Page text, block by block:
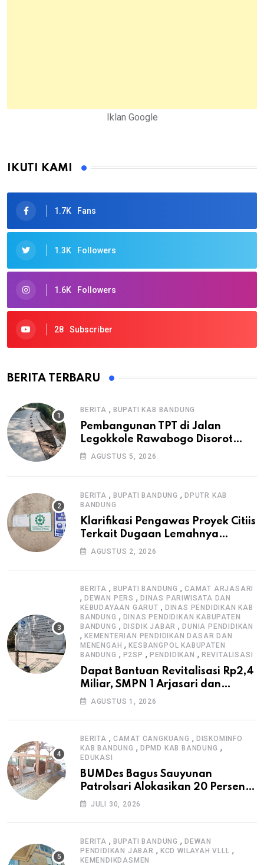
Iklan Google
IKUTI KAMI
1.7K Fans
1.3K Followers
1.6K Followers
28 Subscriber
BERITA TERBARU
BERITA , BUPATI KAB BANDUNG
Pembangunan TPT di Jalan
Legokkole Rawabogo Disorot
Warga, Selesai Tanpa Papan
AGUSTUS 5, 2026
BERITA , BUPATI BANDUNG ,DPUTR KAB
BANDUNG
Klarifikasi Pengawas Proyek Citiis
Terkait Dugaan Lemahnya
Pengawasan K3
AGUSTUS 2, 2026
BERITA , BUPATI BANDUNG ,CAMAT ARJASARI
, DEWAN PERS , DINAS PARIWISATA DAN
KEBUDAYAAN GARUT , DINAS PENDIDIKAN KAB
BANDUNG , DINAS PENDIDIKAN KABUPATEN
BANDUNG , DISDIK JABAR ,DUNIA PENDIDIKAN
, KEMENTERIAN PENDIDIKAN DASAR DAN
MENENGAH ,KESBANGPOL KABUPATEN
BANDUNG , P2SP , PENDIDIKAN , REVITALISASI
Dapat Bantuan Revitalisasi Rp2,4
Miliar, SMPN 1 Arjasari dan
Masyarakat Sambut Antusias
AGUSTUS 1, 2026
BERITA , CAMAT CANGKUANG , DISKOMINFO
KAB BANDUNG , DPMD KAB BANDUNG ,
EDUKASI
BUMDes Bagus Sauyunan
Patrolsari Alokasikan 20 Persen
Dana Desa untuk Ketahanan
JULI 30, 2026
BERITA , BUPATI BANDUNG ,DEWAN
PENDIDIKAN JABAR , KCD WILAYAH VLLL ,
KEMENDIKDASMEN